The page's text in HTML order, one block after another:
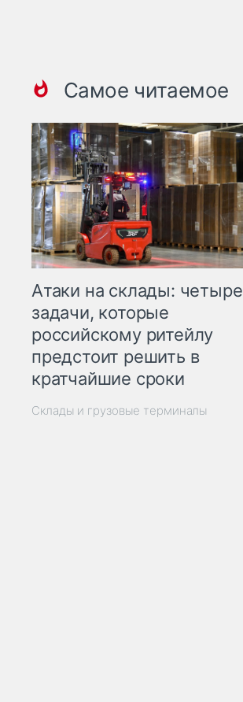
Самое читаемое
Атаки на склады: четыре
задачи, которые
российскому ритейлу
предстоит решить в
кратчайшие сроки
Склады и грузовые терминалы